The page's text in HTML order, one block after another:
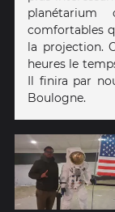
comfortables
la projection.
heures le
Il finira par
Boulogne.